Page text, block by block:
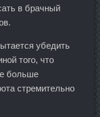
в брачный
убедить
того, что
больше
стремительно